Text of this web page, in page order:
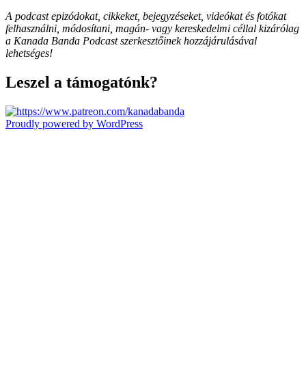
A podcast epizódokat, cikkeket, bejegyzéseket, videókat és fotókat
felhasználni, módosítani, magán- vagy kereskedelmi céllal kizárólag
a Kanada Banda Podcast szerkesztőinek hozzájárulásával
lehetséges!
Leszel a támogatónk?
Proudly powered by WordPress